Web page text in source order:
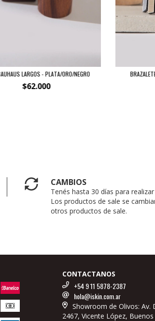
LARGOS - PLATA/ORO/NEGRO
$62.000
CAMBIOS
Tenés hasta 30 días para
Los productos de sale se
otros productos de sale.
CONTACTANOS
+54 9 11 5878-2387
hola@iskin.com.ar
Showroom de Olivos: Av.
2467, Vicente López, Buenos